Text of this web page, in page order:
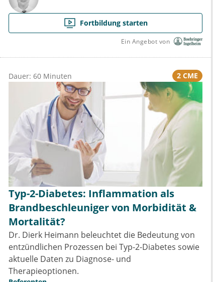
Fortbildung starten
Ein Angebot von
Dauer: 60 Minuten 2 CME
Typ-2-Diabetes: Inflammation als
Brandbeschleuniger von Morbidität &
Mortalität?
Dr. Dierk Heimann beleuchtet die Bedeutung von
entzündlichen Prozessen bei Typ-2-Diabetes sowie
aktuelle Daten zu Diagnose- und
Therapieoptionen.